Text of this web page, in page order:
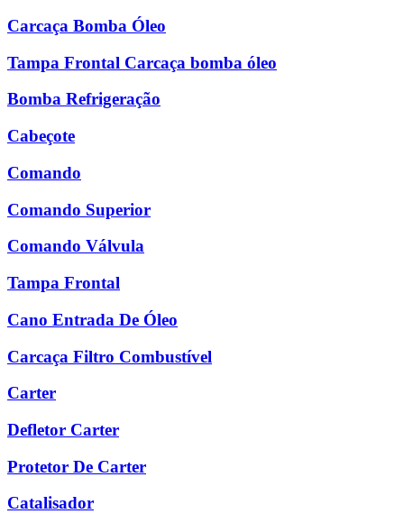
Carcaça Bomba Óleo
Tampa Frontal Carcaça bomba óleo
Bomba Refrigeração
Cabeçote
Comando
Comando Superior
Comando Válvula
Tampa Frontal
Cano Entrada De Óleo
Carcaça Filtro Combustível
Carter
Defletor Carter
Protetor De Carter
Catalisador